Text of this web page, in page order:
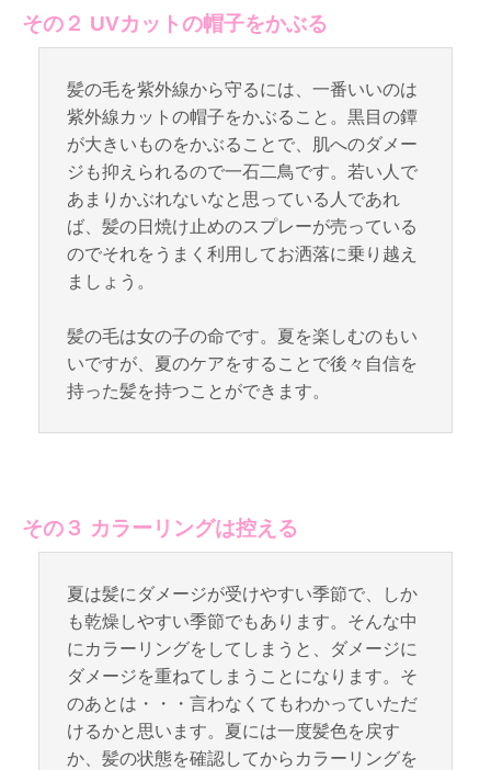
その２ UVカットの帽子をかぶる
髪の毛を紫外線から守るには、一番いいのは
紫外線カットの帽子をかぶること。黒目の鐔
が大きいものをかぶることで、肌へのダメー
ジも抑えられるので一石二鳥です。若い人で
あまりかぶれないなと思っている人であれ
ば、髪の日焼け止めのスプレーが売っている
のでそれをうまく利用してお洒落に乗り越え
ましょう。
髪の毛は女の子の命です。夏を楽しむのもい
いですが、夏のケアをすることで後々自信を
持った髪を持つことができます。
その３ カラーリングは控える
夏は髪にダメージが受けやすい季節で、しか
も乾燥しやすい季節でもあります。そんな中
にカラーリングをしてしまうと、ダメージに
ダメージを重ねてしまうことになります。そ
のあとは・・・言わなくてもわかっていただ
けるかと思います。夏には一度髪色を戻す
か、髪の状態を確認してからカラーリングを